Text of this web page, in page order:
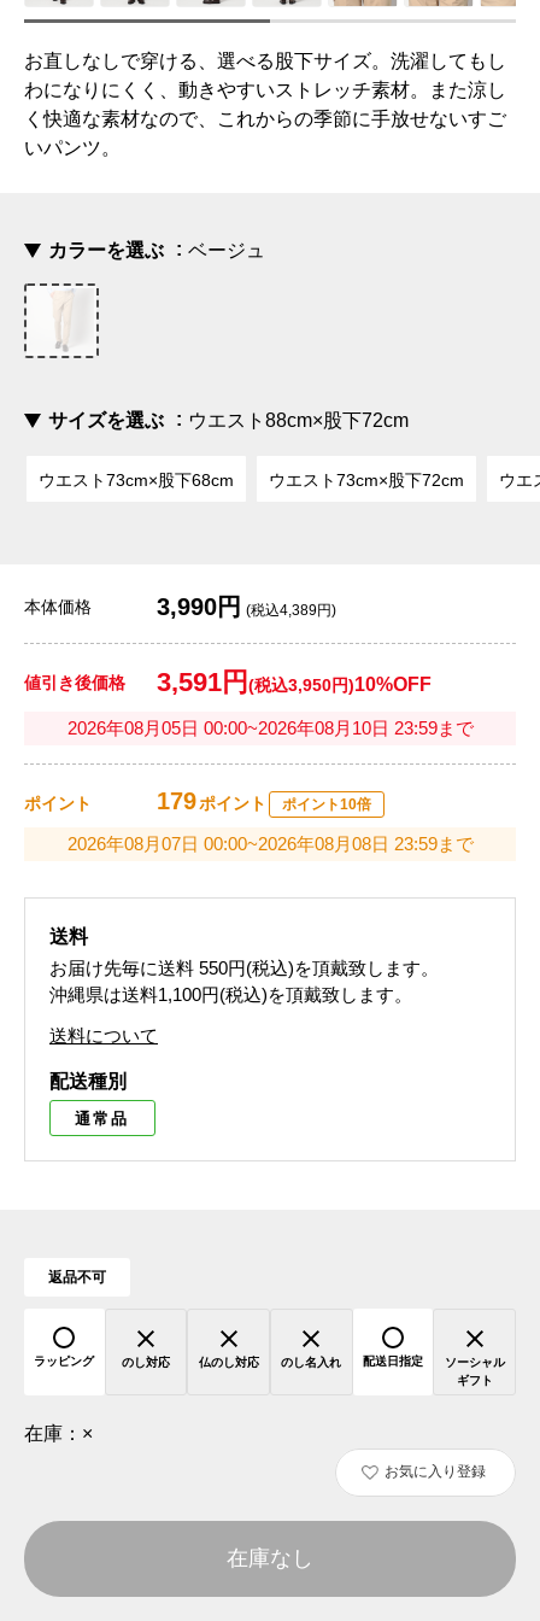
お直しなしで穿ける、選べる股下サイズ。洗濯してもし
わになりにくく、動きやすいストレッチ素材。また涼し
く快適な素材なので、これからの季節に手放せないすご
いパンツ。
カラーを選ぶ ベージュ
サイズを選ぶ ウエスト88cm×股下72cm
ウエスト73cm×股下68cm ウエスト73cm×股下72cm ウエ
本体価格 3,990円 (税込4,389円)
値引き後価格 3,591円 (税込3,950円)10%OFF
2026年08月05日 00:00~2026年08月10日 23:59まで
ポイント 179ポイント ポイント10倍
2026年08月07日 00:00~2026年08月08日 23:59まで
送料
お届け先毎に送料 550円(税込)を頂戴致します。
沖縄県は送料1,100円(税込)を頂戴致します。
送料について
配送種別
通常品
返品不可
ラッピング のし対応 仏のし対応 のし名入れ 配送日指定
ソーシャル
ギフト
在庫： ×
お気に入り登録
在庫なし